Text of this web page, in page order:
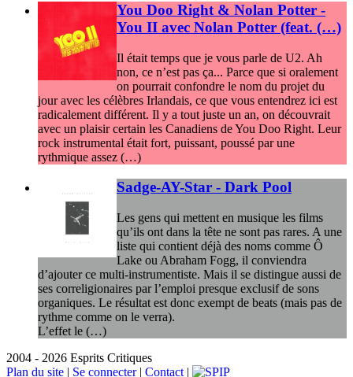
You Doo Right & Nolan Potter -
You II avec Nolan Potter (feat. (…)
Il était temps que je vous parle de U2. Ah
non, ce n’est pas ça... Parce que si oralement
on pourrait confondre le nom du projet du
jour avec les célèbres Irlandais, ce que vous entendrez ici est
radicalement différent. Il y a tout juste un an, on découvrait
avec un plaisir certain les Canadiens de You Doo Right. Leur
rock instrumental était fort, puissant, poussé par une
rythmique assez (…)
Sadge-AY-Star - Dark Pool
Les gens qui mettent en musique les films
qu’ils ont dans la tête ne sont pas rares. A une
liste qui contient déjà des noms comme Ô
Lake ou Abraham Fogg, il conviendra
d’ajouter ce multi-instrumentiste. Mais il se distingue aussi de
ses correligionaires par l’emploi presque exclusif de sons
organiques. Le résultat est donc exempt de beats (mais pas de
rythme comme on le verra).
L’effet le (…)
2004 - 2026 Esprits Critiques
Plan du site | Se connecter| Contact |